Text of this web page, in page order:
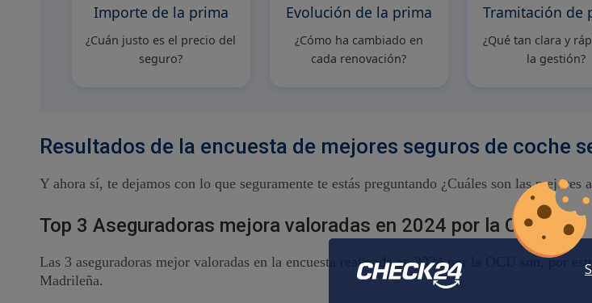
Importe de la prima
¿Cuán justo es el precio del
seguro?
Evolución de la prima
¿Cómo ha cambiado en
cada renovación?
Tramitación de
¿Qué tan clara y
la gestión?
Resultados de la encuesta de mejores seguros de coche
Y ahora sí, te dejamos con lo que seguramente te estás preguntando ¿Cuáles son las mejores
Top 3 Aseguradoras mejora valoradas en 2024 por la OCU:
Las 3 aseguradoras mejor valoradas en la encuesta realizada en 2024 por la OCU son, por
Madrileña.